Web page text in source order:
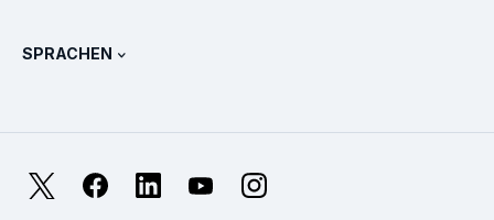
SURGe
Metriken für das SOC
Zuverlässigkeitsmetriken
SPRACHEN
Français
日本語 FacebookLinkedIn YouTubeInstagram